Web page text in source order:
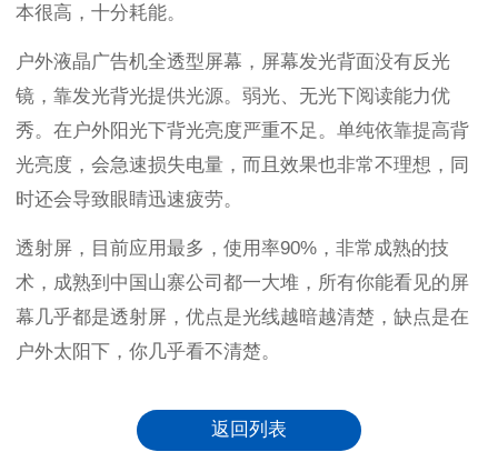
本很高，十分耗能。
户外液晶广告机全透型屏幕 ， 屏幕发光背面没有反光
镜，靠发光背光提供光源。弱光、无光下阅读能力优
秀。在户外阳光下背光亮度严重不足。单纯依靠提高背
光亮度，会急速损失电量，而且效果也非常不理想，同
时还会导致眼睛迅速疲劳。
透射屏，目前应用最多，使用率90% ，非常成熟的技
术，成熟到中国山寨公司都一大堆，所有你能看见的屏
幕几乎都是透射屏，优点是光线越暗越清楚，缺点是在
户外太阳下，你几乎看不清楚。
返回列表